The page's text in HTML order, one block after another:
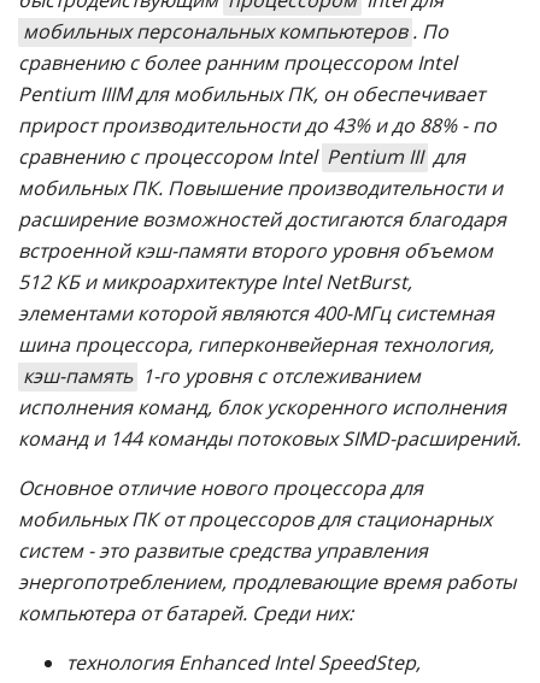
мобильных персональных компьютеров . По
сравнению с более ранним процессором Intel
Pentium IIIM для мобильных ПК, он обеспечивает
прирост производительности до 43% и до 88% - по
сравнению с процессором Intel Pentium III для
мобильных ПК. Повышение производительности и
расширение возможностей достигаются благодаря
встроенной кэш-памяти второго уровня объемом
512 КБ и микроархитектуре Intel NetBurst,
элементами которой являются 400-МГц системная
шина процессора, гиперконвейерная технология,
кэш-память 1-го уровня с отслеживанием
исполнения команд, блок ускоренного исполнения
команд и 144 команды потоковых SIMD-расширений.
Основное отличие нового процессора для
мобильных ПК от процессоров для стационарных
систем - это развитые средства управления
энергопотреблением, продлевающие время работы
компьютера от батарей. Среди них:
технология Enhanced Intel SpeedStep,